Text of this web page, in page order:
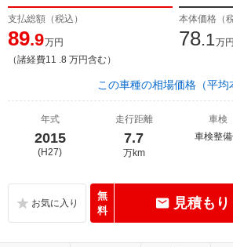
支払総額（税込）
89.9万円
（諸経費11 .8 万円含む）
本体価格（
78.1万円
この車種の相場価格（平均
年式
2015
(H27)
走行距離
7.7
万km
車検
車検整
無
料
見積も